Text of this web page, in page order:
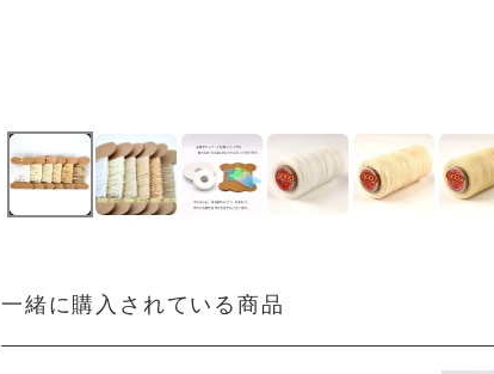
一緒に購入されている商品